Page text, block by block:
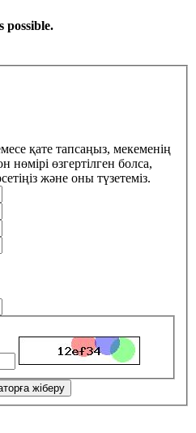
possible.
қате тапсаңыз, мекеменің
өзгертілген болса,
және оны түзетеміз.
жіберу